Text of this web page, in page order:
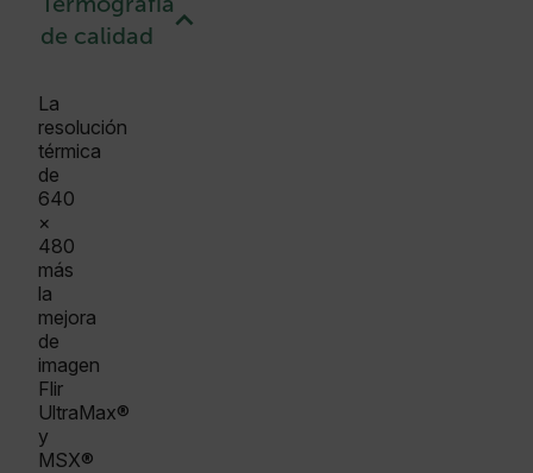
de calidad
La
resolución
térmica
de
640
×
480
más
la
mejora
de
imagen
Flir
UltraMax®
y
MSX®